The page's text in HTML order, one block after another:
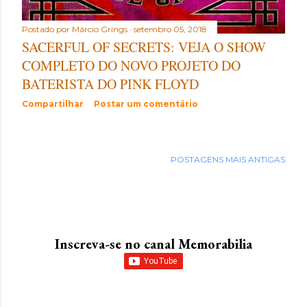
Postado por Márcio Grings setembro 05, 2018
SACERFUL OF SECRETS: VEJA O SHOW
COMPLETO DO NOVO PROJETO DO
BATERISTA DO PINK FLOYD
Compartilhar Postar um comentário
POSTAGENS MAIS ANTIGAS
Inscreva-se no canal Memorabilia